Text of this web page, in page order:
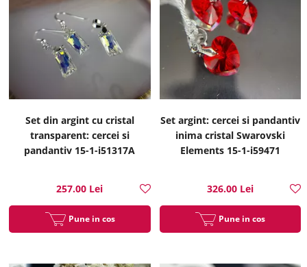
Set din argint cu cristal
transparent: cercei si
pandantiv 15-1-i51317A
257.00 Lei
Pune in cos
Set argint: cercei si pandantiv
inima cristal Swarovski
Elements 15-1-i59471
326.00 Lei
Pune in cos